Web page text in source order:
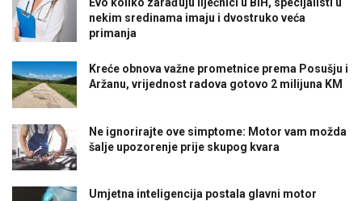
Evo koliko zarađuju liječnici u BiH, specijalisti u
nekim sredinama imaju i dvostruko veća
primanja
Kreće obnova važne prometnice prema Posušju i
Aržanu, vrijednost radova gotovo 2 milijuna KM
Ne ignorirajte ove simptome: Motor vam možda
šalje upozorenje prije skupog kvara
Umjetna inteligencija postala glavni motor